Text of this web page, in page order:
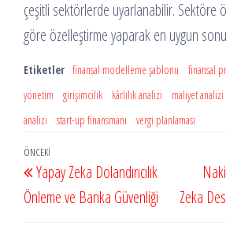
çeşitli sektörlerde uyarlanabilir. Sektöre
göre özelleştirme yaparak en uygun
Etiketler finansal modelleme şablonu finansal
yönetim
girişimcilik kârlılık analizi maliyet analizi
analizi
start-up finansmanı vergi planlaması
Yazı
gezinmesi
Önceki
Yazı
ÖNCEKI
Yapay Zeka Dolandırıcılık
Önleme ve Banka Güvenliği
Zeka